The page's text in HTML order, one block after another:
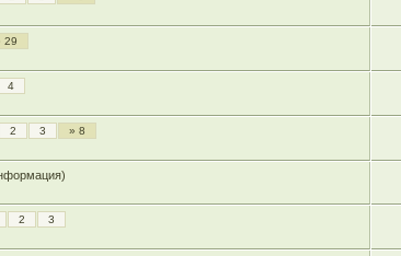
29
4
2 3 » 8
2 3